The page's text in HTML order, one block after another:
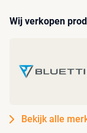
Wij verkopen
Bekijk alle